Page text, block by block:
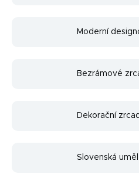
Moderní
Bezrámové
Dekorační
Slovenská